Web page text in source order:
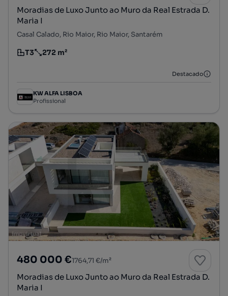
Moradias de Luxo Junto ao Muro da Real Estrada D.
Maria I
Casal Calado, Rio Maior, Rio Maior, Santarém
Tipologia
T3
Preço por metro quadrado
272 m²
Destacado
KW ALFA LISBOA
Profissional
480 000 €1764,71 €/m²
Moradias de Luxo Junto ao Muro da Real Estrada D.
Maria I